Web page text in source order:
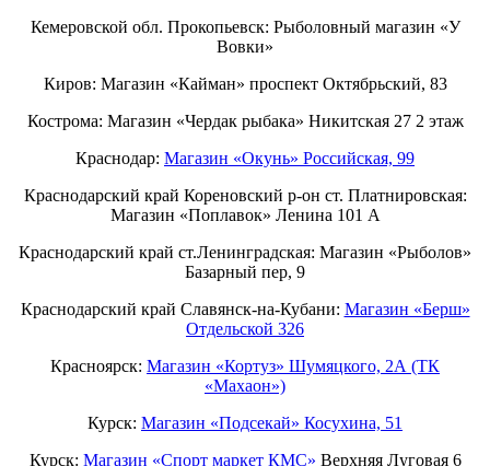
Кемеровской обл. Прокопьевск: Рыболовный магазин «У
Вовки»
Киров: Магазин «Кайман» проспект Октябрьский, 83
Кострома: Магазин «Чердак рыбака» Никитская 27 2 этаж
Краснодар: Магазин «Окунь» Российская, 99
Краснодарский край Кореновский р-он ст. Платнировская:
Магазин «Поплавок» Ленина 101 А
Краснодарский край ст.Ленинградская: Магазин «Рыболов»
Базарный пер, 9
Краснодарский край Славянск-на-Кубани: Магазин «Берш»
Отдельской 326
Красноярск: Магазин «Кортуз» Шумяцкого, 2А (ТК
«Махаон»)
Курск: Магазин «Подсекай» Косухина, 51
Курск: Магазин «Спорт маркет КМС» Верхняя Луговая 6